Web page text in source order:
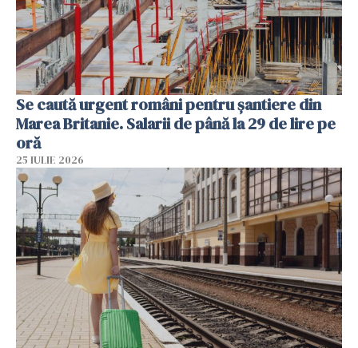
Se caută urgent români pentru șantiere din
Marea Britanie. Salarii de până la 29 de lire pe
oră
25 IULIE 2026